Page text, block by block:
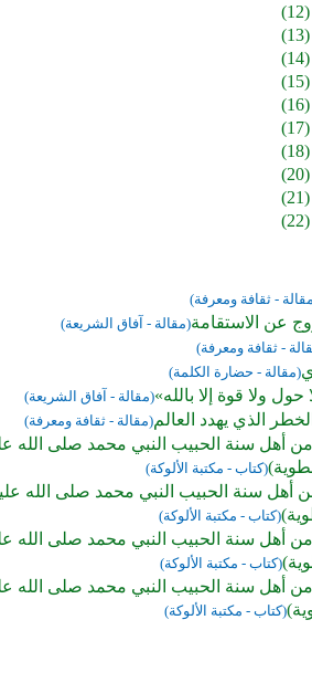
- ثقافة ومعرفة)
عن الاستقامة(مقالة - آفاق الشريعة)
- ثقافة ومعرفة)
(مقالة - حضارة الكلمة)
ولا قوة إلا بالله»(مقالة - آفاق الشريعة)
الذي يهدد العالم(مقالة - ثقافة ومعرفة)
أهل سنة الحبيب النبي محمد صلى الله
(كتاب - مكتبة الألوكة)
أهل سنة الحبيب النبي محمد صلى الله
(كتاب - مكتبة الألوكة)
أهل سنة الحبيب النبي محمد صلى الله
(كتاب - مكتبة الألوكة)
أهل سنة الحبيب النبي محمد صلى الله
(كتاب - مكتبة الألوكة)